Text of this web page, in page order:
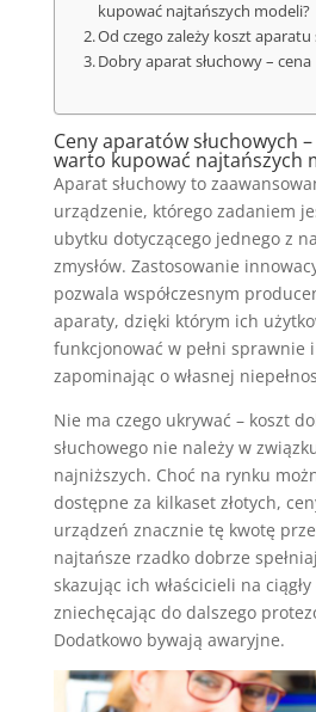
kupować najtańszych modeli?
Od czego zależy koszt aparatu
Dobry aparat słuchowy – cena
Ceny aparatów słuchowych
warto kupować najtańszych
Aparat słuchowy to
urządzenie, którego zadaniem
ubytku dotyczącego jednego z
zmysłów. Zastosowanie
pozwala współczesnym
aparaty, dzięki którym ich
funkcjonować w pełni sprawnie
zapominając o własnej
Nie ma czego ukrywać – koszt
słuchowego nie należy w
najniższych. Choć na rynku
dostępne za kilkaset złotych,
urządzeń znacznie tę kwotę
najtańsze rzadko dobrze
skazując ich właścicieli na
zniechęcając do dalszego
Dodatkowo bywają awaryjne.